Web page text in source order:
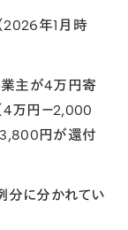
2026年1月時
主が4万円寄
4万円－2,000
3,800円が還付
に分かれてい